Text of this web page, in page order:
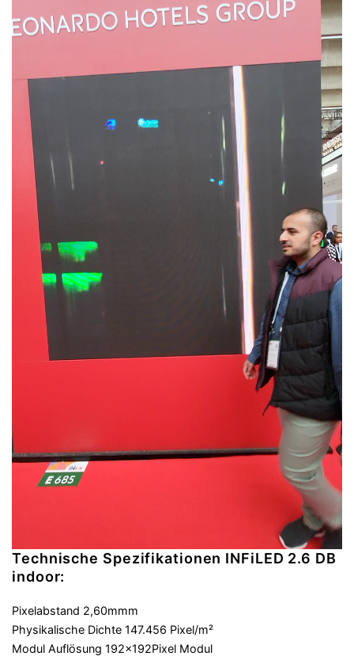
Technische Spezifikationen INFiLED 2.6 DB
indoor:
Pixelabstand 2,60mmm
Physikalische Dichte 147.456 Pixel/m²
Modul Auflösung 192×192Pixel Modul